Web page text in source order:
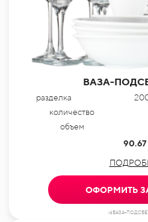
ВАЗА-
разделка
количество
объем
90.67
ОФОРМИТЬ
idВАЗА-